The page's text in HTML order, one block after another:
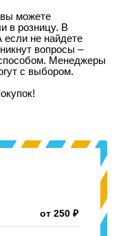
вы можете
в розницу. В
не найдете
вопросы –
Менеджеры
с выбором.
от 250 ₽